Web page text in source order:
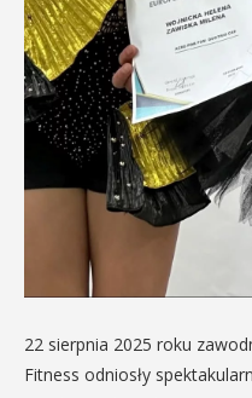
22 sierpnia 2025 roku
Fitness odniosły